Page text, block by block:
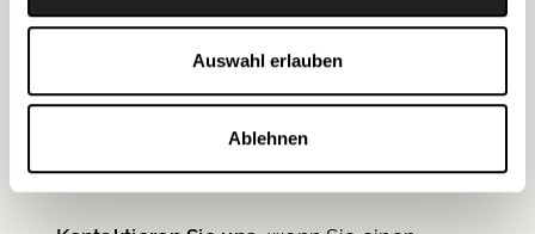
Auswahl erlauben
Ablehnen